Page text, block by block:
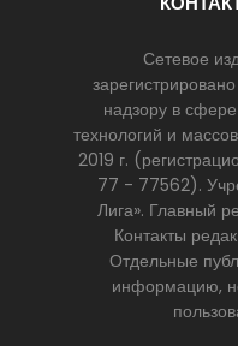
Сетевое
надзору в
технологий и
2019 г.
77 - 77562).
Лига». Главный
Контакты
Отдельные
информацию,